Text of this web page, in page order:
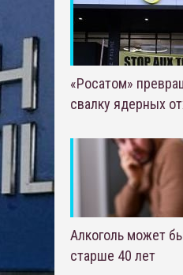
«Росатом»
свалку ядерных
Алкоголь может
старше 40 лет